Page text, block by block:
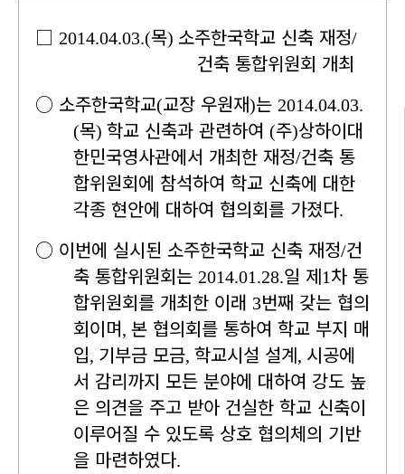
□ 2014.04.03.(목) 소주한국학교 신축 재정/
건축 통합위원회 개최
○ 소주한국학교(교장 우원재)는 2014.04.03.
(목) 학교 신축과 관련하여 (주)상하이대
한민국영사관에서 개최한 재정/건축 통
합위원회에 참석하여 학교 신축에 대한
각종 현안에 대하여 협의회를 가졌다.
○ 이번에 실시된 소주한국학교 신축 재정/건
축 통합위원회는 2014.01.28.일 제1차 통
합위원회를 개최한 이래 3번째 갖는 협의
회이며, 본 협의회를 통하여 학교 부지 매
입, 기부금 모금, 학교시설 설계, 시공에
서 감리까지 모든 분야에 대하여 강도 높
은 의견을 주고 받아 건실한 학교 신축이
이루어질 수 있도록 상호 협의체의 기반
을 마련하였다.